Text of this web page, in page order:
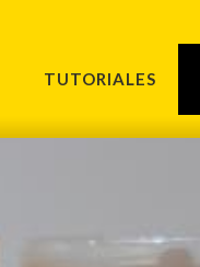
TUTORIALES